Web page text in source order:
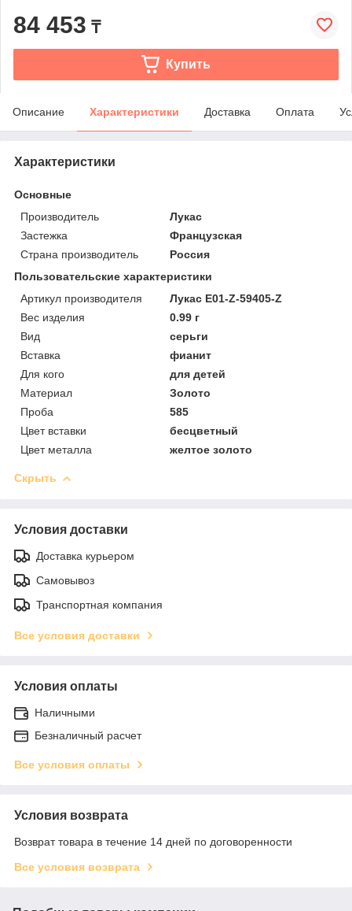
84 453 ₸
Купить
Описание Характеристики Доставка Оплата
Характеристики
Основные
Производитель
Лукас
Застежка
Французская
Страна производитель
Россия
Пользовательские характеристики
Артикул производителя
Лукас E01-Z-59405-Z
Вес изделия
0.99 г
Вид
серьги
Вставка
фианит
Для кого
для детей
Материал
Золото
Проба
585
Цвет вставки
бесцветный
Цвет металла
желтое золото
Скрыть
Условия доставки
Доставка курьером
Самовывоз
Транспортная компания
Все условия доставки
Условия оплаты
Наличными
Безналичный расчет
Все условия оплаты
Условия возврата
Возврат товара в течение 14 дней по договоренности
Все условия возврата